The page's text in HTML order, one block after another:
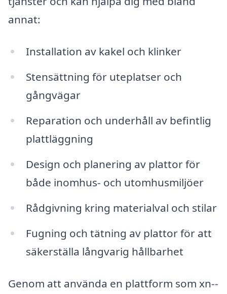
annat:
Installation av kakel och klinker
Stensättning för uteplatser och
gångvägar
Reparation och underhåll av befintlig
plattläggning
Design och planering av plattor för
både inomhus- och utomhusmiljöer
Rådgivning kring materialval och stilar
Fugning och tätning av plattor för att
säkerställa långvarig hållbarhet
Genom att använda en plattform som xn--